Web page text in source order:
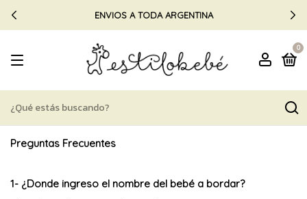
ENVIOS A TODA ARGENTINA
0
Preguntas Frecuentes
1- ¿Donde ingreso el nombre del bebé a bordar?